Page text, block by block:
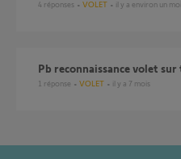
4 réponses VOLET il y a environ un
Pb reconnaissance volet
1 réponse VOLET il y a 7 mois